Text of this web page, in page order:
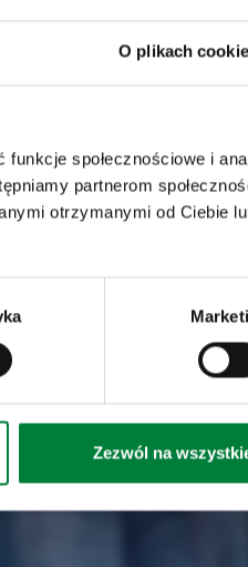
O plikach
społecznościowe i
partnerom
otrzymanymi od Ciebie
Zezwól na